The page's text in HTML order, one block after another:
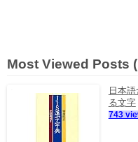
Most Viewed Posts
日本
る文字
743